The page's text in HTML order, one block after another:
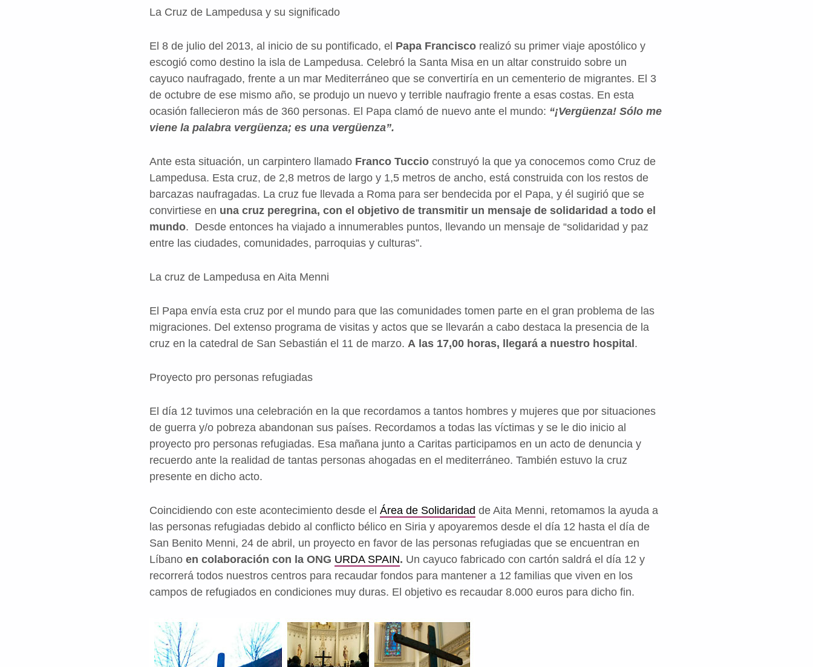
La Cruz de Lampedusa y su significado
El 8 de julio del 2013, al inicio de su pontificado, el Papa Francisco realizó su primer viaje apostólico y
escogió como destino la isla de Lampedusa. Celebró la Santa Misa en un altar construido sobre un
cayuco naufragado, frente a un mar Mediterráneo que se convertiría en un cementerio de migrantes. El 3
de octubre de ese mismo año, se produjo un nuevo y terrible naufragio frente a esas costas. En esta
ocasión fallecieron más de 360 personas. El Papa clamó de nuevo ante el mundo: “¡Vergüenza! Sólo me
viene la palabra vergüenza; es una vergüenza”.
Ante esta situación, un carpintero llamado Franco Tuccio construyó la que ya conocemos como Cruz de
Lampedusa. Esta cruz, de 2,8 metros de largo y 1,5 metros de ancho, está construida con los restos de
barcazas naufragadas. La cruz fue llevada a Roma para ser bendecida por el Papa, y él sugirió que se
convirtiese en una cruz peregrina, con el objetivo de transmitir un mensaje de solidaridad a todo el
mundo. Desde entonces ha viajado a innumerables puntos, llevando un mensaje de “solidaridad y paz
entre las ciudades, comunidades, parroquias y culturas”.
La cruz de Lampedusa en Aita Menni
El Papa envía esta cruz por el mundo para que las comunidades tomen parte en el gran problema de las
migraciones. Del extenso programa de visitas y actos que se llevarán a cabo destaca la presencia de la
cruz en la catedral de San Sebastián el 11 de marzo. A las 17,00 horas, llegará a nuestro hospital.
Proyecto pro personas refugiadas
El día 12 tuvimos una celebración en la que recordamos a tantos hombres y mujeres que por situaciones
de guerra y/o pobreza abandonan sus países. Recordamos a todas las víctimas y se le dio inicio al
proyecto pro personas refugiadas. Esa mañana junto a Caritas participamos en un acto de denuncia y
recuerdo ante la realidad de tantas personas ahogadas en el mediterráneo. También estuvo la cruz
presente en dicho acto.
Coincidiendo con este acontecimiento desde el Área de Solidaridad de Aita Menni, retomamos la ayuda a
las personas refugiadas debido al conflicto bélico en Siria y apoyaremos desde el día 12 hasta el día de
San Benito Menni, 24 de abril, un proyecto en favor de las personas refugiadas que se encuentran en
Líbano en colaboración con la ONG URDA SPAIN. Un cayuco fabricado con cartón saldrá el día 12 y
recorrerá todos nuestros centros para recaudar fondos para mantener a 12 familias que viven en los
campos de refugiados en condiciones muy duras. El objetivo es recaudar 8.000 euros para dicho fin.